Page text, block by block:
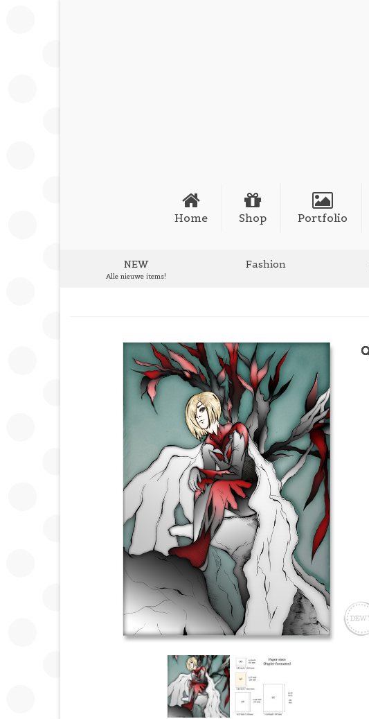
Home Shop Portfolio
NEW
Alle nieuwe items!
Fashion